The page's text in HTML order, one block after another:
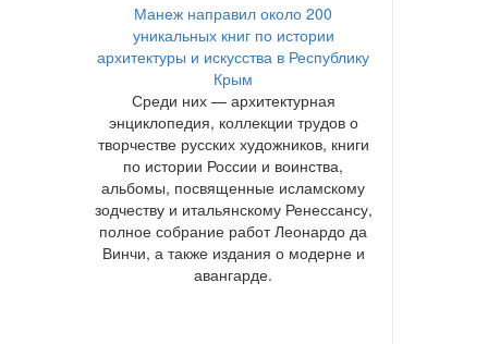
Манеж направил около 200
уникальных книг по истории
архитектуры и искусства в Республику
Крым
Среди них — архитектурная
энциклопедия, коллекции трудов о
творчестве русских художников, книги
по истории России и воинства,
альбомы, посвященные исламскому
зодчеству и итальянскому Ренессансу,
полное собрание работ Леонардо да
Винчи, а также издания о модерне и
авангарде.